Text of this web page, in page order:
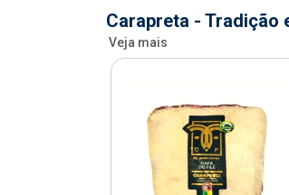
Carapreta - Tradição
Veja mais